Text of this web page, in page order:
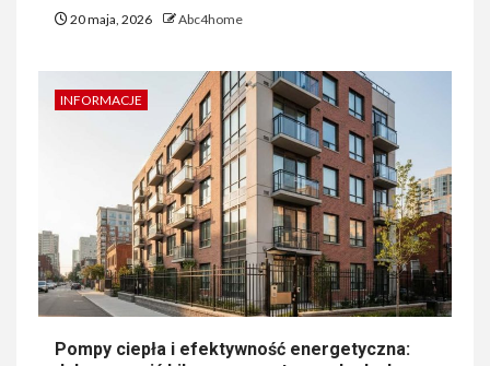
20 maja, 2026 Abc4home
INFORMACJE
Pompy ciepła i efektywność energetyczna: